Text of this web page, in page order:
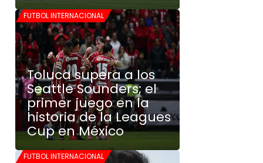
FUTBOL INTERNACIONAL
Toluca supera a los
Seattle Sounders; el
primer juego en la
historia de la Leagues
Cup en México
FUTBOL INTERNACIONAL